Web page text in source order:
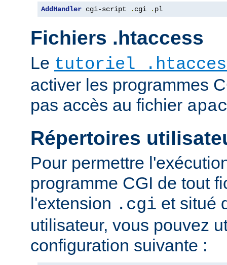
AddHandler cgi-script . cgi . pl
Fichiers .htaccess
Le tutoriel
activer les programmes
pas accès au fichier
Répertoires
Pour permettre
programme CGI de tout
l'extension .cgi et situé
utilisateur, vous pouvez
configuration suivante :